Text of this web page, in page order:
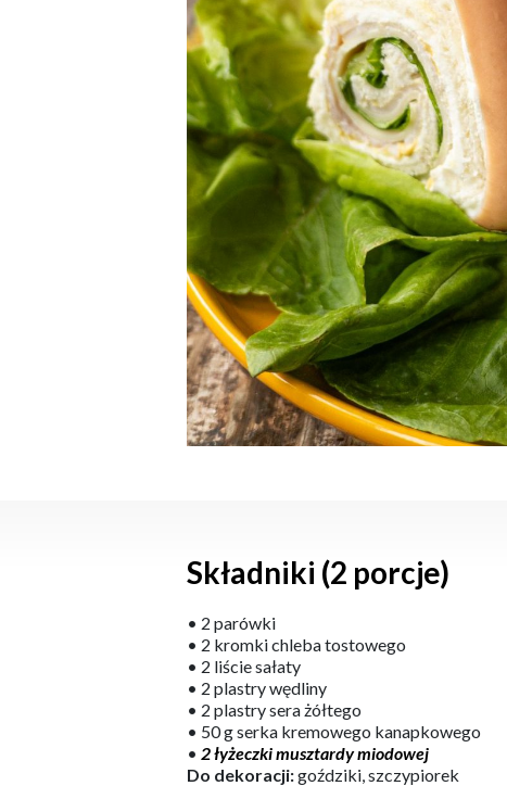
Składniki (2 porcje)
• 2 parówki
• 2 kromki chleba tostowego
• 2 liście sałaty
• 2 plastry wędliny
• 2 plastry sera żółtego
• 50 g serka kremowego kanapkowego
• 2 łyżeczki musztardy miodowej
Do dekoracji:goździki, szczypiorek